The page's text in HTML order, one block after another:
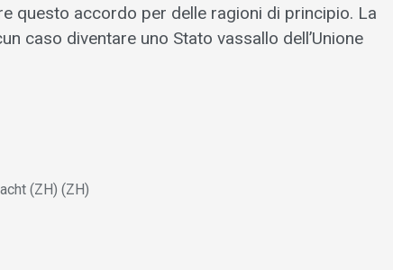
questo accordo per delle ragioni di principio. La
caso diventare uno Stato vassallo dell’Unione
(ZH) (ZH)